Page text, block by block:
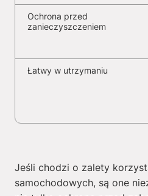
Ochrona przed
zanieczyszczeniem
Łatwy w utrzymaniu
Jeśli chodzi o zalety
samochodowych, są one